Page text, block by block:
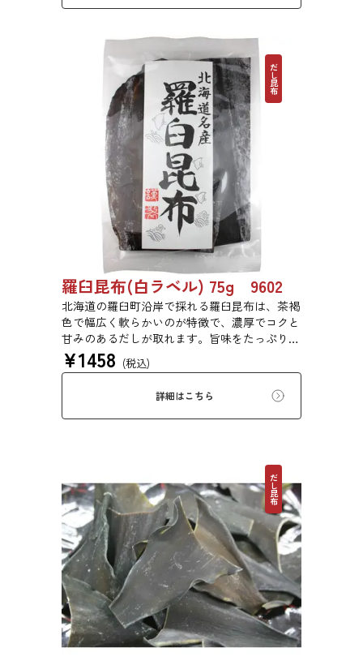
だし昆布
羅臼昆布(白ラベル) 75g 9602
北海道の羅臼町沿岸で採れる羅臼昆布は、茶褐
色で幅広く軟らかいのが特徴で、濃厚でコクと
甘みのあるだしが取れます。旨味をたっぷり含
みもっちりした食感があるため、あらゆる用途
で評価の高い高級昆布です。
¥1458 (税込)
詳細はこちら
だし昆布